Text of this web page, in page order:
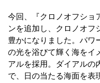
今回、『クロノオフショ
ンを追加し、クロノオフ
豊かになりました。パワ
の光を浴びて輝く海をイ
アルを採用。ダイアルの
で、日の当たる海面を表